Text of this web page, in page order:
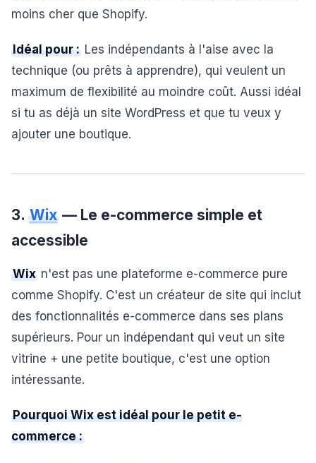
moins cher que Shopify.
Idéal pour : Les indépendants à l'aise avec la
technique (ou prêts à apprendre), qui veulent un
maximum de flexibilité au moindre coût. Aussi idéal
si tu as déjà un site WordPress et que tu veux y
ajouter une boutique.
3. Wix — Le e-commerce simple et
accessible
Wix n'est pas une plateforme e-commerce pure
comme Shopify. C'est un créateur de site qui inclut
des fonctionnalités e-commerce dans ses plans
supérieurs. Pour un indépendant qui veut un site
vitrine + une petite boutique, c'est une option
intéressante.
Pourquoi Wix est idéal pour le petit e-
commerce :